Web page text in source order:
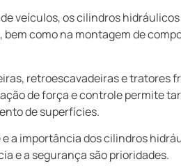
veículos, os cilindros
como na montagem de
retroescavadeiras e
de força e controle permite
de superfícies.
a importância dos cilindros
e a segurança são prioridades.